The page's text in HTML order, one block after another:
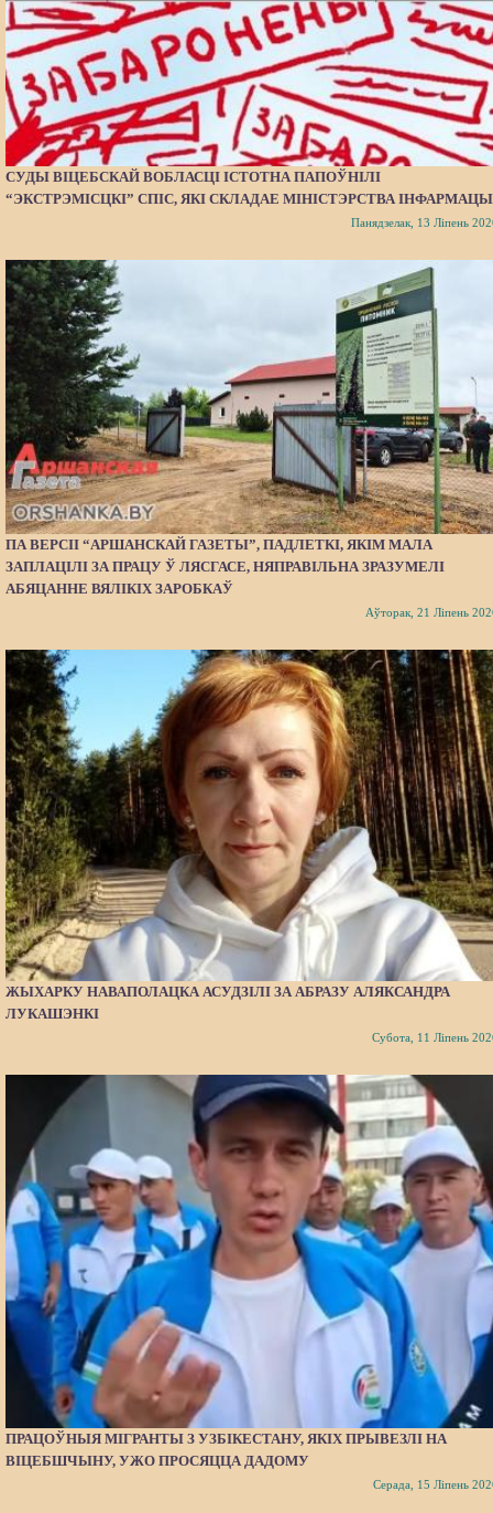
СУДЫ ВІЦЕБСКАЙ ВОБЛАСЦІ ІСТОТНА ПАПОЎНІЛІ
“ЭКСТРЭМІСЦКІ” СПІС, ЯКІ СКЛАДАЕ МІНІСТЭРСТВА
Панядзелак, 13 Ліпень
ПА ВЕРСІІ “АРШАНСКАЙ ГАЗЕТЫ”, ПАДЛЕТКІ, ЯКІМ МАЛА
ЗАПЛАЦІЛІ ЗА ПРАЦУ Ў ЛЯСГАСЕ, НЯПРАВІЛЬНА ЗРАЗУМЕЛІ
АБЯЦАННЕ ВЯЛІКІХ ЗАРОБКАЎ
Аўторак, 21 Ліпень
ЖЫХАРКУ НАВАПОЛАЦКА АСУДЗІЛІ ЗА АБРАЗУ АЛЯКСАНДРА
ЛУКАШЭНКІ
Субота, 11 Ліпень
ПРАЦОЎНЫЯ МІГРАНТЫ З УЗБІКЕСТАНУ, ЯКІХ ПРЫВЕЗЛІ НА
ВІЦЕБШЧЫНУ, УЖО ПРОСЯЦЦА ДАДОМУ
Серада, 15 Ліпень